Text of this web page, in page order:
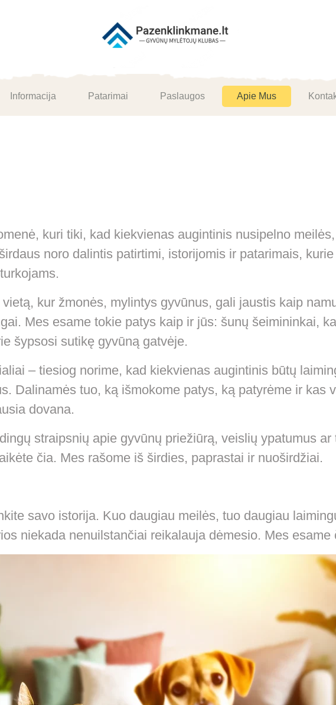
Informacija Patarimai Paslaugos Apie Mus
kuri tiki, kad kiekvienas augintinis nusipelno
noro dalintis patirtimi, istorijomis ir patarimais,
kur žmonės, mylintys gyvūnus, gali jaustis kaip
Mes esame tokie patys kaip ir jūs: šunų šeimininkai,
šypsosi sutikę gyvūną gatvėje.
– tiesiog norime, kad kiekvienas augintinis būtų
Dalinamės tuo, ką išmokome patys, ką patyrėme ir kas
dovana.
straipsnių apie gyvūnų priežiūrą, veislių ypatumus
čia. Mes rašome iš širdies, paprastai ir nuoširdžiai.
savo istorija. Kuo daugiau meilės, tuo daugiau
niekada nenuilstančiai reikalauja dėmesio. Mes esame